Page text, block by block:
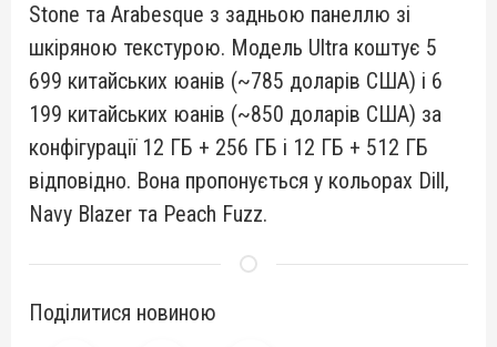
Stone та Arabesque з задньою панеллю зі
шкіряною текстурою. Модель Ultra коштує 5
699 китайських юанів (~785 доларів США) і 6
199 китайських юанів (~850 доларів США) за
конфігурації 12 ГБ + 256 ГБ і 12 ГБ + 512 ГБ
відповідно. Вона пропонується у кольорах Dill,
Navy Blazer та Peach Fuzz.
Поділитися новиною